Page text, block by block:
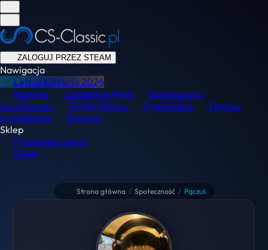
ZALOGUJ PRZEZ STEAM
Nawigacja
Letnia Kolekcja2026
Ranking
Codzienne Misje
Społeczność
Skinchanger
Rynek Skinów Przewodnik
Demka
Lista Banów
Discord
Sklep
Przeglądaj usługi
Sklep
Strona główna / Społeczność / Pączuś